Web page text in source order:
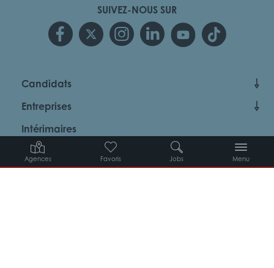
Agences Favoris Jobs Menu
SUIVEZ-NOUS SUR
Candidats
Entreprises
Intérimaires
À propos d’Adéquat